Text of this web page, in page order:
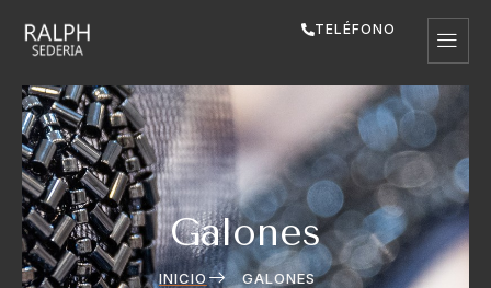
TELÉFONO
Galones
INICIO GALONES